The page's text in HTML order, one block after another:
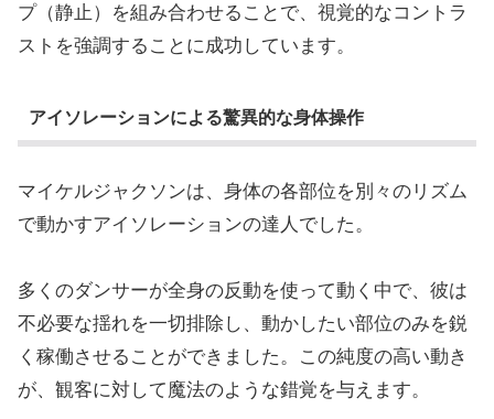
プ（静止）を組み合わせることで、視覚的なコントラ
ストを強調することに成功しています。
アイソレーションによる驚異的な身体操作
マイケルジャクソンは、身体の各部位を別々のリズム
で動かすアイソレーションの達人でした。
多くのダンサーが全身の反動を使って動く中で、彼は
不必要な揺れを一切排除し、動かしたい部位のみを鋭
く稼働させることができました。この純度の高い動き
が、観客に対して魔法のような錯覚を与えます。